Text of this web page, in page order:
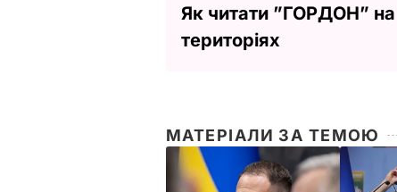
Як читати ”ГОРДОН”
територіях
МАТЕРІАЛИ ЗА ТЕМОЮ